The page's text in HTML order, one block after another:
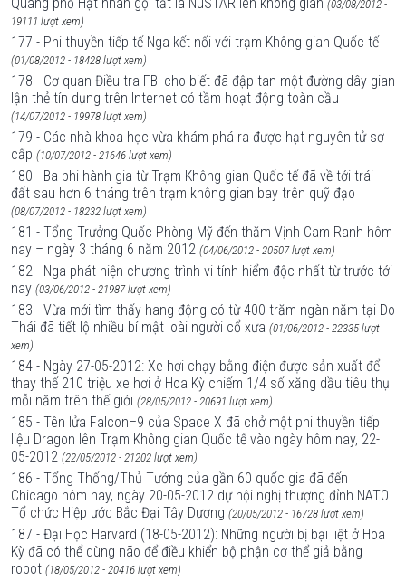
(03/08/2012 -
19111 lượt xem)
177 - Phi thuyền tiếp tế Nga kết nối với trạm Không gian Quốc tế
(01/08/2012 - 18428 lượt xem)
178 - Cơ quan Điều tra FBI cho biết đã đập tan một đường dây gian
lận thẻ tín dụng trên Internet có tầm hoạt động toàn cầu
(14/07/2012 - 19978 lượt xem)
179 - Các nhà khoa học vừa khám phá ra được hạt nguyên tử sơ
cấp (10/07/2012 - 21646 lượt xem)
180 - Ba phi hành gia từ Trạm Không gian Quốc tế đã về tới trái
đất sau hơn 6 tháng trên trạm không gian bay trên quỹ đạo
(08/07/2012 - 18232 lượt xem)
181 - Tổng Trưởng Quốc Phòng Mỹ đến thăm Vịnh Cam Ranh hôm
nay – ngày 3 tháng 6 năm 2012 (04/06/2012 - 20507 lượt xem)
182 - Nga phát hiện chương trình vi tính hiểm độc nhất từ trước tới
nay (03/06/2012 - 21987 lượt xem)
183 - Vừa mới tìm thấy hang động có từ 400 trăm ngàn năm tại Do
Thái đã tiết lộ nhiều bí mật loài người cổ xưa (01/06/2012 - 22335 lượt
xem)
184 - Ngày 27-05-2012: Xe hơi chạy bằng điện được sản xuất để
thay thế 210 triệu xe hơi ở Hoa Kỳ chiếm 1/4 số xăng dầu tiêu thụ
mỗi năm trên thế giới (28/05/2012 - 20691 lượt xem)
185 - Tên lửa Falcon–9 của Space X đã chở một phi thuyền tiếp
liệu Dragon lên Trạm Không gian Quốc tế vào ngày hôm nay, 22-
05-2012 (22/05/2012 - 21202 lượt xem)
186 - Tổng Thống/Thủ Tướng của gần 60 quốc gia đã đến
Chicago hôm nay, ngày 20-05-2012 dự hội nghị thượng đỉnh NATO
Tổ chức Hiệp ước Bắc Đại Tây Dương (20/05/2012 - 16728 lượt xem)
187 - Đại Học Harvard (18-05-2012): Những người bị bại liệt ở Hoa
Kỳ đã có thể dùng não để điều khiển bộ phận cơ thể giả bằng
robot (18/05/2012 - 20416 lượt xem)